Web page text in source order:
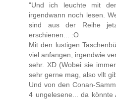
"Und ich leuchte mit
irgendwann noch lesen.
sind aus der Reihe
erschienen... :O
Mit den lustigen
viel anfangen, irgendwie
sehr. XD (Wobei sie
sehr gerne mag, also vllt
Und von den Conan-
4 ungelesene... da